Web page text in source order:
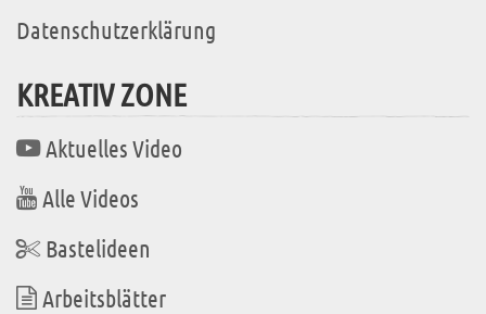
Datenschutzerklärung
KREATIV ZONE
Aktuelles Video
Alle Videos
Bastelideen
Arbeitsblätter